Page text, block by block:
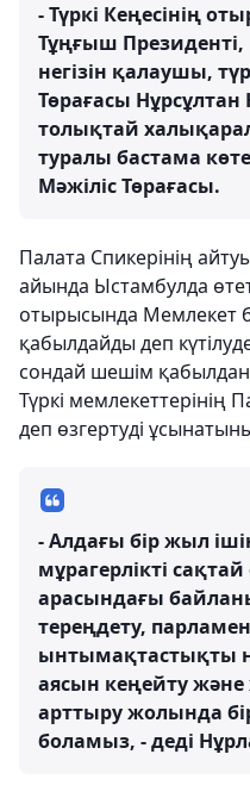
- Түркі Кеңесінің
Тұңғыш
негізін қалаушы,
Төрағасы Нұрсұлтан
толықтай
туралы бастама
Мәжіліс Төрағасы.
Палата Спикерінің
айында Ыстамбулда
отырысында Мемлекет
қабылдайды деп
сондай шешім
Түркі мемлекеттерінің
деп өзгертуді
- Алдағы бір жыл
мұрагерлікті
арасындағы
тереңдету,
ынтымақтастықты
аясын кеңейту
арттыру жолында
боламыз, - деді